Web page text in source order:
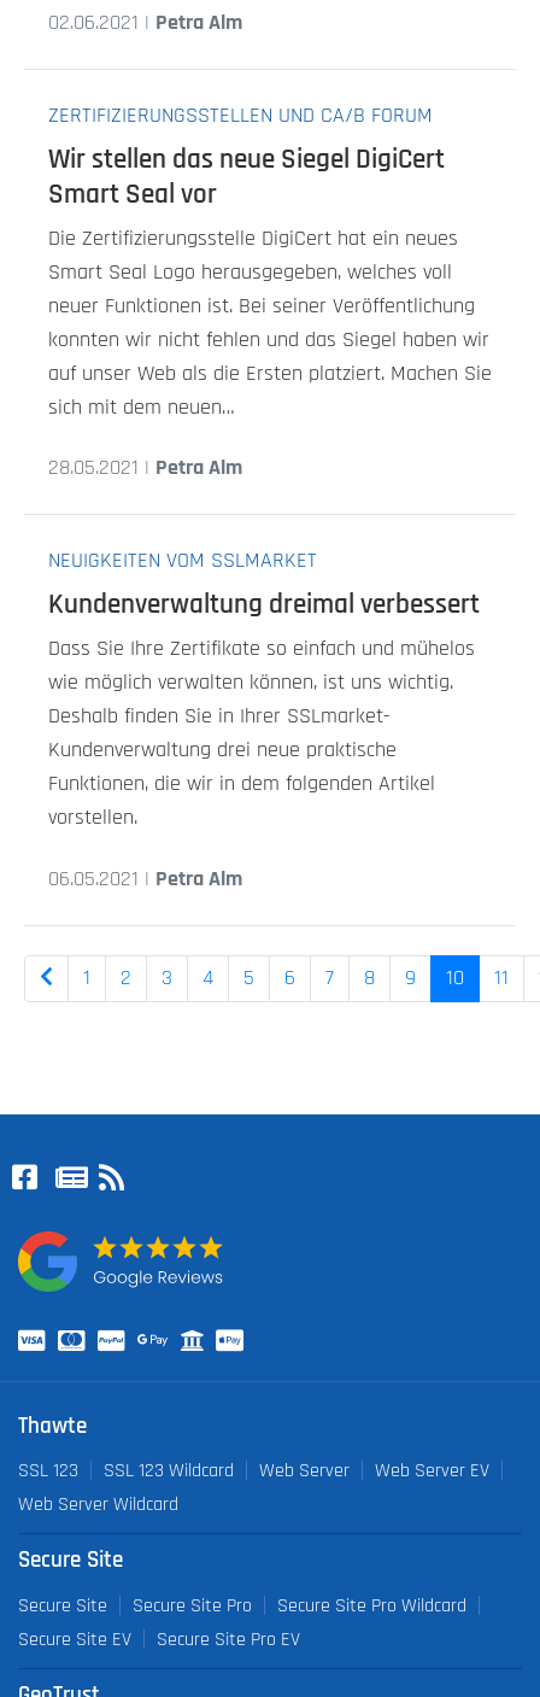
02.06.2021 | Petra Alm
ZERTIFIZIERUNGSSTELLEN UND CA/B FORUM
Wir stellen das neue Siegel DigiCert
Smart Seal vor
Die Zertifizierungsstelle DigiCert hat ein neues
Smart Seal Logo herausgegeben, welches voll
neuer Funktionen ist. Bei seiner Veröffentlichung
konnten wir nicht fehlen und das Siegel haben wir
auf unser Web als die Ersten platziert. Machen Sie
sich mit dem neuen…
28.05.2021 | Petra Alm
NEUIGKEITEN VOM SSLMARKET
Kundenverwaltung dreimal verbessert
Dass Sie Ihre Zertifikate so einfach und mühelos
wie möglich verwalten können, ist uns wichtig.
Deshalb finden Sie in Ihrer SSLmarket-
Kundenverwaltung drei neue praktische
Funktionen, die wir in dem folgenden Artikel
vorstellen.
06.05.2021 | Petra Alm
1 2 3 4 5 6 7 8 9 10 11
Thawte
SSL 123 SSL 123 Wildcard Web Server
Web Server EV
Web Server Wildcard
Secure Site
Secure Site Secure Site Pro
Secure Site Pro Wildcard
Secure Site EV
Secure Site Pro EV